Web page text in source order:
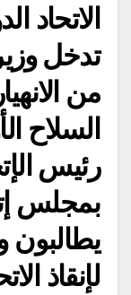
الاتحاد
تدخل
من
السلاح
رئيس
بمجلس
يطالبون
لإنقاذ